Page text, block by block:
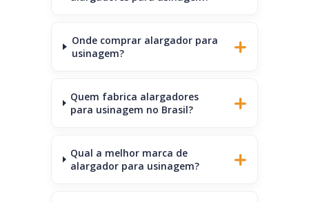
Onde comprar alargador para
usinagem?
Quem fabrica alargadores
para usinagem no Brasil?
Qual a melhor marca de
alargador para usinagem?